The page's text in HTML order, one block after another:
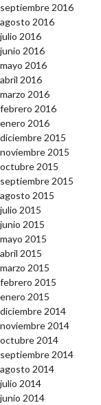
septiembre 2016
agosto 2016
julio 2016
junio 2016
mayo 2016
abril 2016
marzo 2016
febrero 2016
enero 2016
diciembre 2015
noviembre 2015
octubre 2015
septiembre 2015
agosto 2015
julio 2015
junio 2015
mayo 2015
abril 2015
marzo 2015
febrero 2015
enero 2015
diciembre 2014
noviembre 2014
octubre 2014
septiembre 2014
agosto 2014
julio 2014
junio 2014